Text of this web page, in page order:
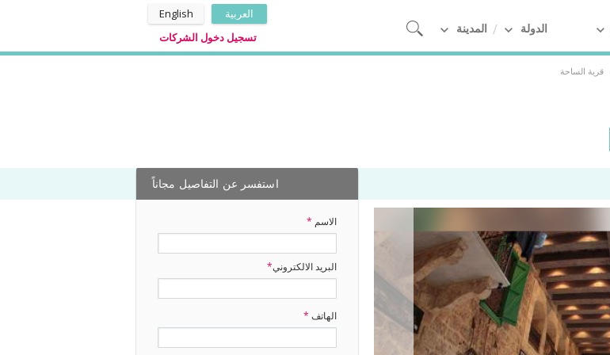
الدولة المدينة
العربية
English
تسجيل دخول الشركات
قرية الساحة
استفسر عن التفاصيل مجاناً
الاسم *
البريد الالكتروني*
الهاتف *